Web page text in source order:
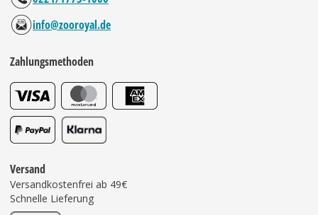
info@zooroyal.de
Zahlungsmethoden
Versand
Versandkostenfrei ab 49€
Schnelle Lieferung